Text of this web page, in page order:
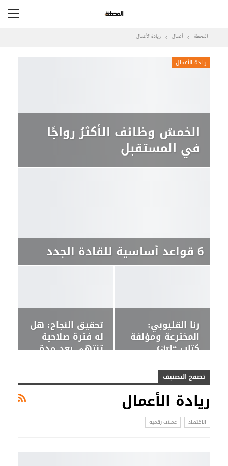
المحطة أعمال ريادة الأعمال
ريادة الأعمال
الخمسُ وظائف الأكثرُ رواجًا
في المستقبل
6 قواعد أساسية للقادة الجدد
رنا القليوبي:
المخترعة ومؤلفة
كتاب “Girl…
تحقيق النجاح: هل
له فترة صلاحية
تنتهي بعد مدة
تصفح التصنيف
ريادة الأعمال
الاقتصاد عملات رقمية